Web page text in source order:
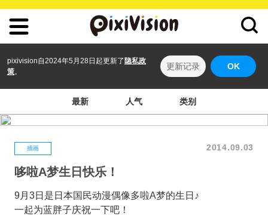
pixivision自2024年5月28日起更新了 隐私政
策。
更新记录 OK
最新 人气 类别
插画 2014.09.03
哆啦A梦生日快乐！
9月3日是日本国民动漫偶像多啦A梦的生日♪
一起为蓝胖子庆祝一下吧！